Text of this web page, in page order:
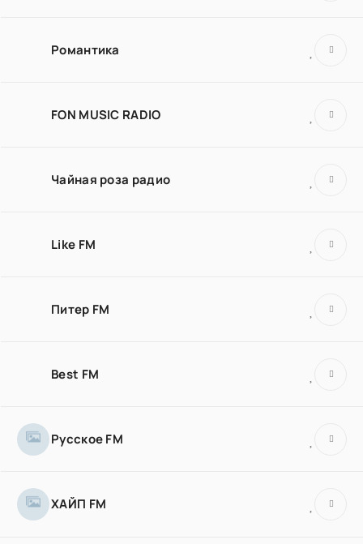
Романтика
FON MUSIC RADIO
Чайная роза радио
Like FM
Питер FM
Best FM
Русское FM
ХАЙП FM